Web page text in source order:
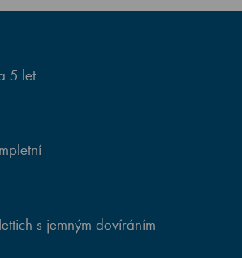
5 let
s jemným dovíráním